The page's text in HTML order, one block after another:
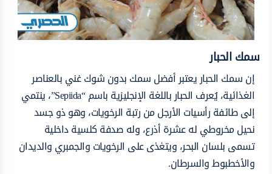
سمك الحبار
إن سمك الحبار يعتبر أفضل سمك بدون شوك غني بالعناصر
الغذائية، يُعرف الحبار باللغة الإنجليزية باسم “Sepiida”، ينتمي
إلى طائفة رأسيات الأرجل من رتبة الرخويات، وهو ذو جسد
نحيل مخروطي له عشرة أذرع، وله صدفة كلسية داخلية
تسمى بلسان البحر، ويتغذى على الرخويات والجمبري والديدان
والأخطبوط والسرطان.